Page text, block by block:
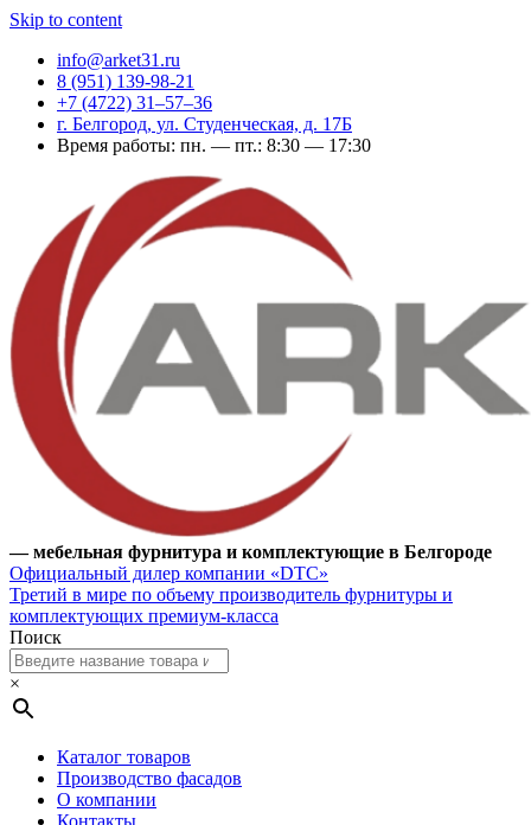
Skip to content
info@arket31.ru
8 (951) 139-98-21
+7 (4722) 31‒57‒36
г. Белгород, ул. Студенческая, д. 17Б
Время работы: пн. — пт.: 8:30 — 17:30
— мебельная фурнитура и комплектующие в Белгороде
Официальный дилер компании «DTC»
Третий в мире по объему производитель фурнитуры и
комплектующих премиум-класса
Поиск
×
Каталог товаров
Производство фасадов
О компании
Контакты